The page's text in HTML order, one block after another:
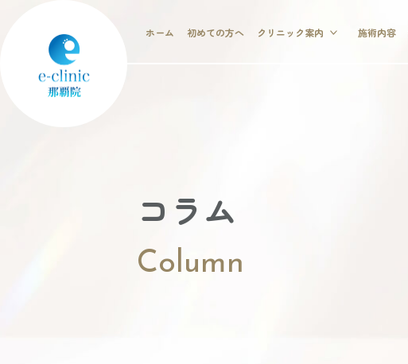
ホーム 初めての方へ クリニック案内 施術内容
コラム
Column